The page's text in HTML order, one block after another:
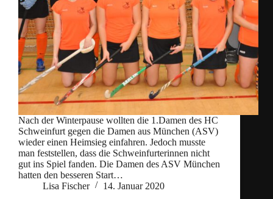
Nach der Winterpause wollten die 1.Damen des HC
Schweinfurt gegen die Damen aus München (ASV)
wieder einen Heimsieg einfahren. Jedoch musste
man feststellen, dass die Schweinfurterinnen nicht
gut ins Spiel fanden. Die Damen des ASV München
hatten den besseren Start…
Lisa Fischer
14. Januar 2020